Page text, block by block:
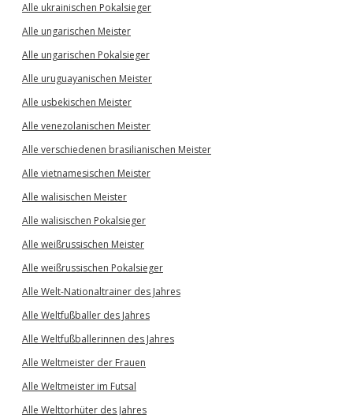
Alle ukrainischen Pokalsieger
Alle ungarischen Meister
Alle ungarischen Pokalsieger
Alle uruguayanischen Meister
Alle usbekischen Meister
Alle venezolanischen Meister
Alle verschiedenen brasilianischen Meister
Alle vietnamesischen Meister
Alle walisischen Meister
Alle walisischen Pokalsieger
Alle weißrussischen Meister
Alle weißrussischen Pokalsieger
Alle Welt-Nationaltrainer des Jahres
Alle Weltfußballer des Jahres
Alle Weltfußballerinnen des Jahres
Alle Weltmeister der Frauen
Alle Weltmeister im Futsal
Alle Welttorhüter des Jahres